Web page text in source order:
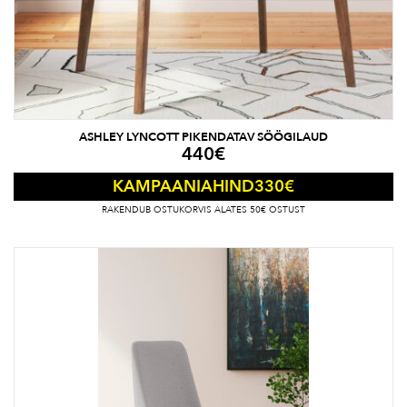
ASHLEY LYNCOTT PIKENDATAV SÖÖGILAUD
440€
KAMPAANIAHIND330€
RAKENDUB OSTUKORVIS ALATES 50€ OSTUST